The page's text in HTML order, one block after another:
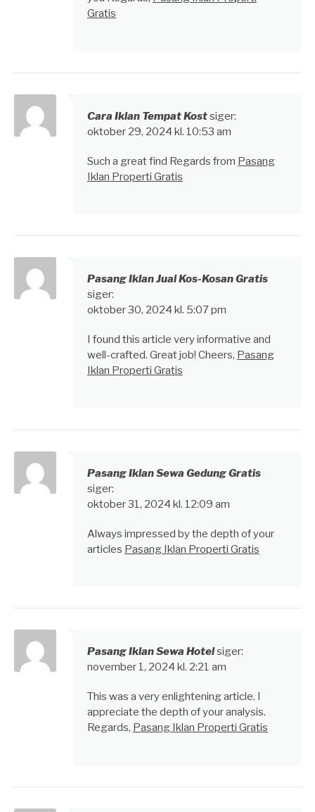
Gratis
Cara Iklan Tempat Kostsiger:
oktober 29, 2024 kl. 10:53 am
Such a great find Regards from Pasang
Iklan Properti Gratis
Pasang Iklan Jual Kos-Kosan Gratis
siger:
oktober 30, 2024 kl. 5:07 pm
I found this article very informative and
well-crafted. Great job! Cheers, Pasang
Iklan Properti Gratis
Pasang Iklan Sewa Gedung Gratis
siger:
oktober 31, 2024 kl. 12:09 am
Always impressed by the depth of your
articles Pasang Iklan Properti Gratis
Pasang Iklan Sewa Hotelsiger:
november 1, 2024 kl. 2:21 am
This was a very enlightening article. I
appreciate the depth of your analysis.
Regards, Pasang Iklan Properti Gratis